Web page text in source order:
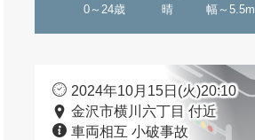
0～24歳 晴 幅～5.5m
2024年10月15日(火)20:10
金沢市横川六丁目 付近
車両相互 小破事故